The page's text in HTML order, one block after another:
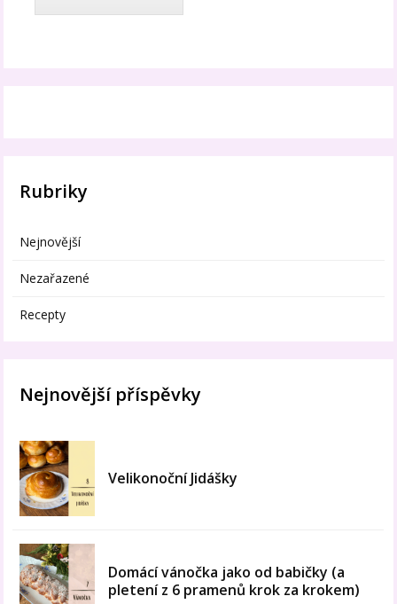
Rubriky
Nejnovější
Nezařazené
Recepty
Nejnovější příspěvky
Velikonoční Jidášky
Domácí vánočka jako od babičky (a
pletení z 6 pramenů krok za krokem)